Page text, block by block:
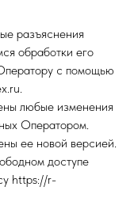
разъяснения
обработки его
с помощью
любые изменения
Оператором.
ее новой версией.
доступе
https://r-